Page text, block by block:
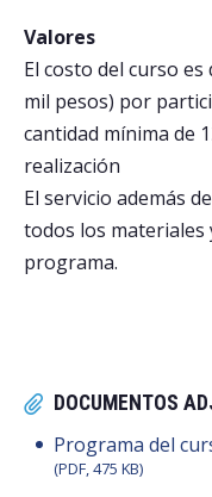
DOCUMENTOS
Programa del
(PDF, 475 KB)
Valores
El costo del curso
mil pesos) por
cantidad mínima de
realización
El servicio además
todos los materiales
programa.